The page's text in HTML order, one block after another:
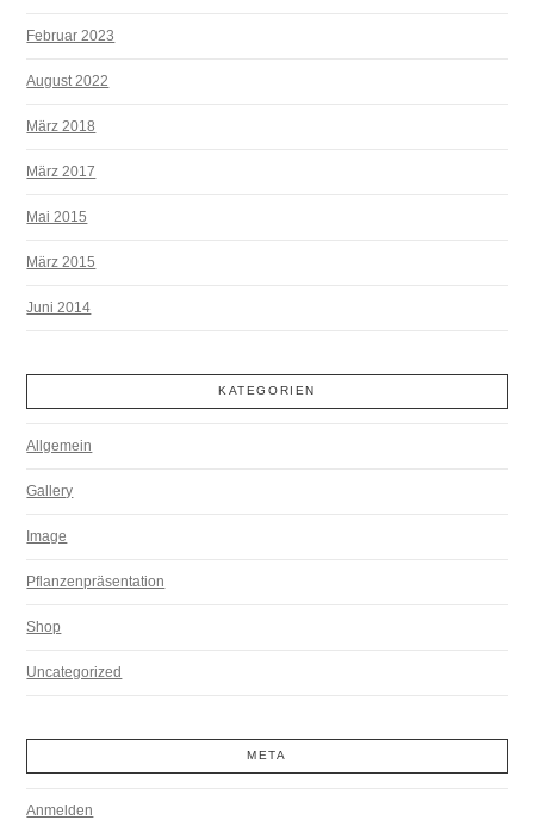
Februar 2023
August 2022
März 2018
März 2017
Mai 2015
März 2015
Juni 2014
KATEGORIEN
Allgemein
Gallery
Image
Pflanzenpräsentation
Shop
Uncategorized
META
Anmelden